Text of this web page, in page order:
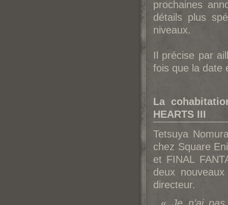
prochaines
détails plus
niveaux.
Il précise par
fois que la date
La
HEARTS III
Tetsuya No
chez Square
et FINAL
deux
directeur.